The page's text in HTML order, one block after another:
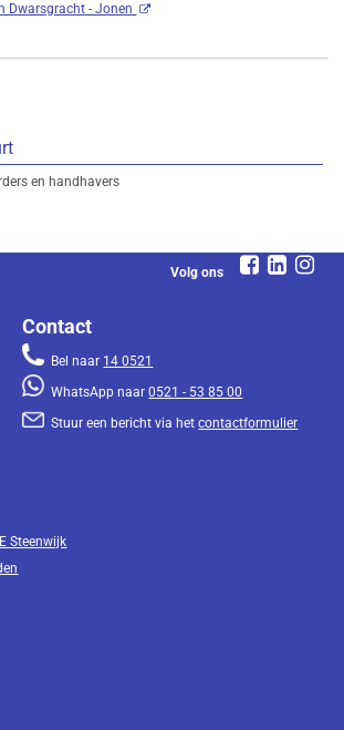
Dwarsgracht - Jonen
en handhavers
Volg ons
Contact
Bel naar 14 0521
WhatsApp naar0521 - 53 85 00
Stuur een bericht via hetcontactformulier
Steenwijk